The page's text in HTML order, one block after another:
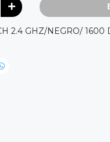
2.4 GHZ/NEGRO/ 1600